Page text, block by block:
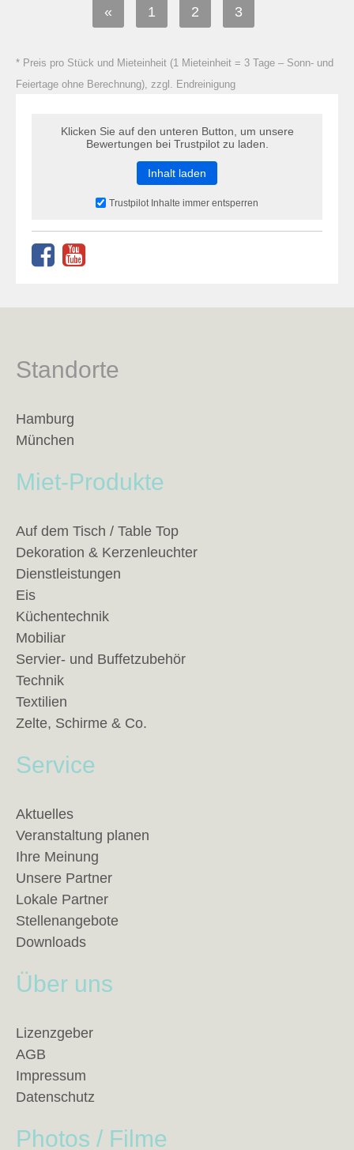
« 1 2 3
* Preis pro Stück und Mieteinheit (1 Mieteinheit = 3 Tage – Sonn- und
Feiertage ohne Berechnung), zzgl. Endreinigung
Klicken Sie auf den unteren Button, um unsere
Bewertungen bei Trustpilot zu laden.
Inhalt laden
Trustpilot Inhalte immer entsperren
Standorte
Hamburg
München
Miet-Produkte
Auf dem Tisch / Table Top
Dekoration & Kerzenleuchter
Dienstleistungen
Eis
Küchentechnik
Mobiliar
Servier- und Buffetzubehör
Technik
Textilien
Zelte, Schirme & Co.
Service
Aktuelles
Veranstaltung planen
Ihre Meinung
Unsere Partner
Lokale Partner
Stellenangebote
Downloads
Über uns
Lizenzgeber
AGB
Impressum
Datenschutz
Photos / Filme